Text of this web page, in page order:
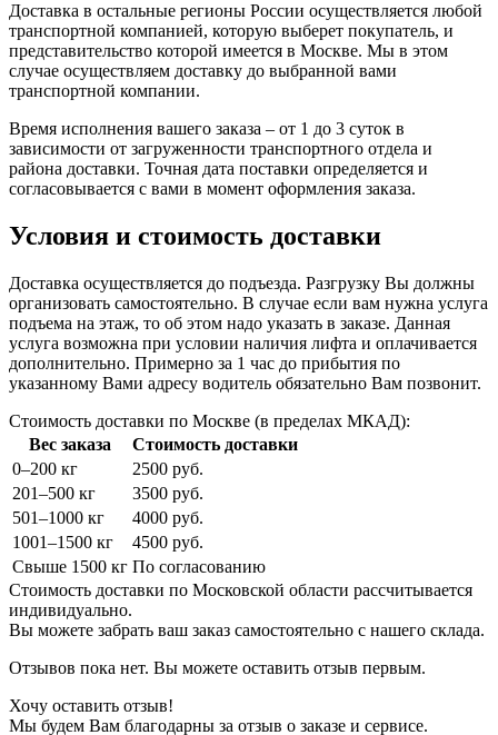
Доставка в остальные регионы России осуществляется любой
транспортной компанией, которую выберет покупатель, и
представительство которой имеется в Москве. Мы в этом
случае осуществляем доставку до выбранной вами
транспортной компании.
Время исполнения вашего заказа – от 1 до 3 суток в
зависимости от загруженности транспортного отдела и
района доставки. Точная дата поставки определяется и
согласовывается с вами в момент оформления заказа.
Условия и стоимость доставки
Доставка осуществляется до подъезда. Разгрузку Вы должны
организовать самостоятельно. В случае если вам нужна услуга
подъема на этаж, то об этом надо указать в заказе. Данная
услуга возможна при условии наличия лифта и оплачивается
дополнительно. Примерно за 1 час до прибытия по
указанному Вами адресу водитель обязательно Вам позвонит.
Стоимость доставки по Москве (в пределах МКАД):
Вес заказа
Стоимость доставки
0–200 кг
2500 руб.
201–500 кг
3500 руб.
501–1000 кг
4000 руб.
1001–1500 кг
4500 руб.
Свыше 1500 кг По согласованию
Стоимость доставки по Московской области рассчитывается
индивидуально.
Вы можете забрать ваш заказ самостоятельно с нашего склада.
Отзывов пока нет. Вы можете оставить отзыв первым.
Хочу оставить отзыв!
Мы будем Вам благодарны за отзыв о заказе и сервисе.